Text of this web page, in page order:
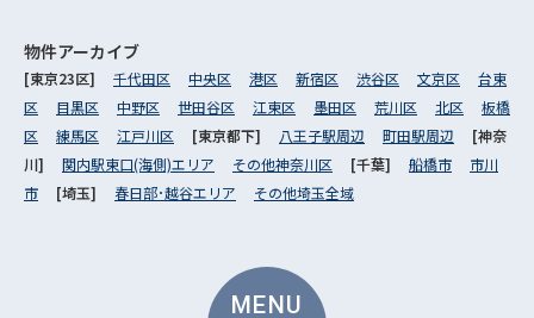
MENU
物件アーカイブ
[東京23区] 千代田区 中央区 港区 新宿区 渋谷区 文京区
台東
区
目黒区 中野区 世田谷区 江東区 墨田区 荒川区 北区
板橋
区
練馬区 江戸川区 [東京都下] 八王子駅周辺 町田駅周辺
[神奈
川] 関内駅東口(海側)エリア その他神奈川区 [千葉] 船橋市
市川
市
[埼玉] 春日部･越谷エリア その他埼玉全域